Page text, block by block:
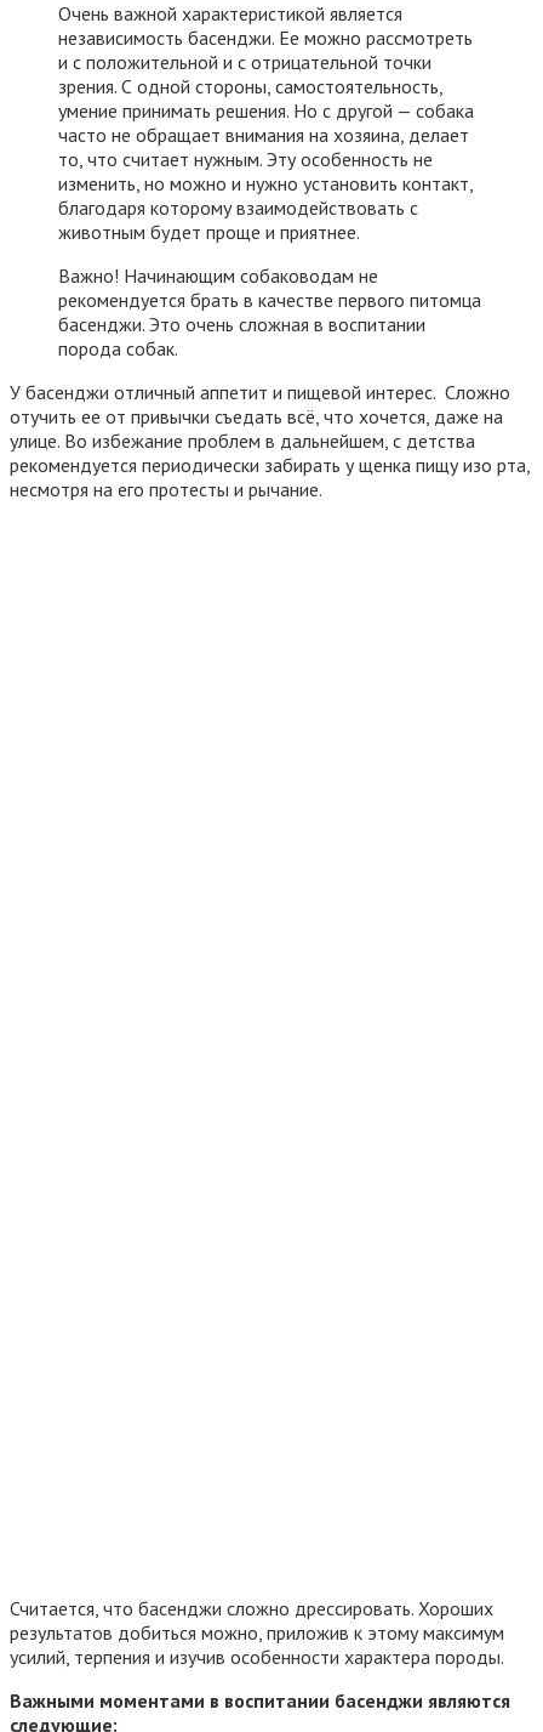
Очень важной характеристикой является
независимость басенджи. Ее можно рассмотреть
и с положительной и с отрицательной точки
зрения. С одной стороны, самостоятельность,
умение принимать решения. Но с другой — собака
часто не обращает внимания на хозяина, делает
то, что считает нужным. Эту особенность не
изменить, но можно и нужно установить контакт,
благодаря которому взаимодействовать с
животным будет проще и приятнее.
Важно! Начинающим собаководам не
рекомендуется брать в качестве первого питомца
басенджи. Это очень сложная в воспитании
порода собак.
У басенджи отличный аппетит и пищевой интерес. Сложно
отучить ее от привычки съедать всё, что хочется, даже на
улице. Во избежание проблем в дальнейшем, с детства
рекомендуется периодически забирать у щенка пищу изо рта,
несмотря на его протесты и рычание.
Считается, что басенджи сложно дрессировать. Хороших
результатов добиться можно, приложив к этому максимум
усилий, терпения и изучив особенности характера породы.
Важными моментами в воспитании басенджи являются
следующие: